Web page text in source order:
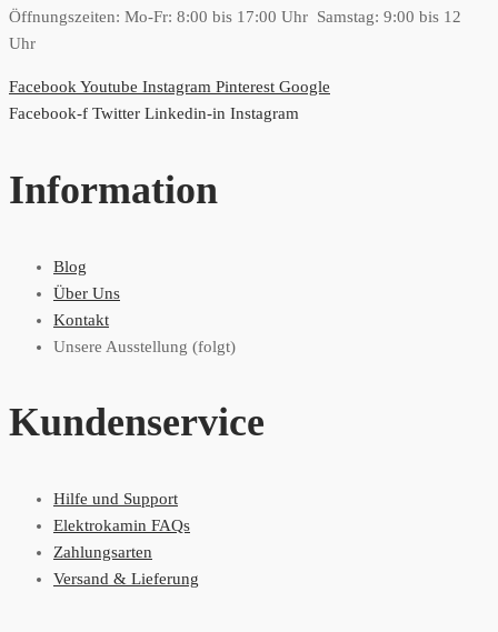
Öffnungszeiten: Mo-Fr: 8:00 bis 17:00 Uhr Samstag: 9:00 bis 12
Uhr
Facebook Youtube Instagram Pinterest Google
Facebook-f Twitter Linkedin-in Instagram
Information
Blog
Über Uns
Kontakt
Unsere Ausstellung (folgt)
Kundenservice
Hilfe und Support
Elektrokamin FAQs
Zahlungsarten
Versand & Lieferung